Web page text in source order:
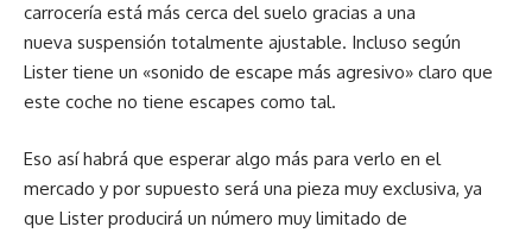
carrocería está más cerca del suelo gracias a una
nueva suspensión totalmente ajustable. Incluso según
Lister tiene un «sonido de escape más agresivo» claro que
este coche no tiene escapes como tal.
Eso así habrá que esperar algo más para verlo en el
mercado y por supuesto será una pieza muy exclusiva, ya
que Lister producirá un número muy limitado de